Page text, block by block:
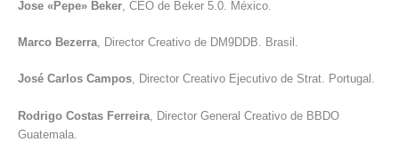
Jose «Pepe» Beker , CEO de Beker 5.0. México.
Marco Bezerra , Director Creativo de DM9DDB. Brasil.
José Carlos Campos, Director Creativo Ejecutivo de Strat. Portugal.
Rodrigo Costas Ferreira , Director General Creativo de BBDO
Guatemala.